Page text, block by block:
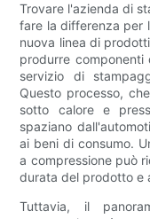
Trovare l'azienda di
fare la differenza per
nuova linea di
produrre
servizio di
Questo processo,
sotto calore e
spaziano
ai beni di consumo.
a compressione può
durata del prodotto e
Tuttavia, il